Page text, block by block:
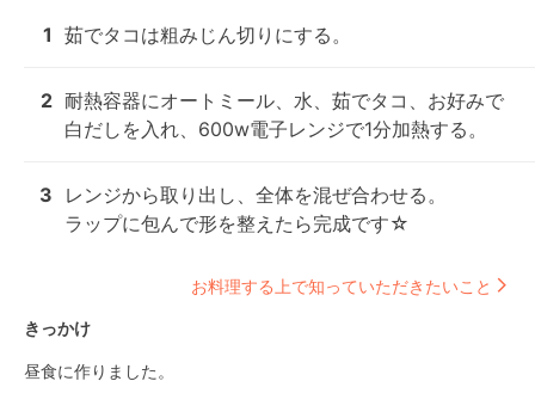
1 茹でタコは粗みじん切りにする。
2 耐熱容器にオートミール、水、茹でタコ、お好みで
白だしを入れ、600w電子レンジで1分加熱する。
3
レンジから取り出し、全体を混ぜ合わせる。
ラップに包んで形を整えたら完成です☆
お料理する上で知っていただきたいこと
きっかけ
昼食に作りました。